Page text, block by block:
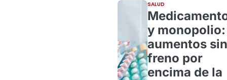
SALUD
y monopolio:
aumentos sin
freno por
encima de la